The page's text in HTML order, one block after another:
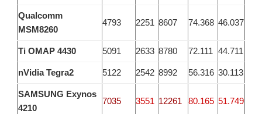
Qualcomm
MSM8260
4793 2251 8607 74.368 46.037
Ti OMAP 4430 5091 2633 8780 72.111 44.711
nVidia Tegra2 5122 2542 8992 56.316 30.113
SAMSUNG Exynos
4210
7035 3551 12261 80.165 51.749